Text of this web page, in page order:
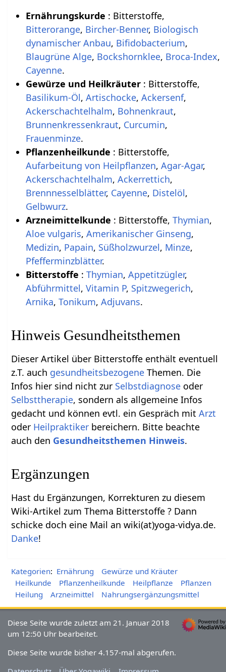
Ernährungskurde : Bitterstoffe,
Bitterorange, Bircher-Benner, Biologisch
dynamischer Anbau, Bifidobacterium,
Blaugrüne Alge, Bockshornklee, Broca-Index,
Cayenne.
Gewürze und Heilkräuter : Bitterstoffe,
Basilikum-Öl, Artischocke, Ackersenf,
Ackerschachtelhalm, Bohnenkraut,
Brunnenkressenkraut, Curcumin,
Frauenminze.
Pflanzenheilkunde : Bitterstoffe,
Aufarbeitung von Heilpflanzen, Agar-Agar,
Ackerschachtelhalm, Ackerrettich,
Brennnesselblätter, Cayenne, Distelöl,
Gelbwurz.
Arzneimittelkunde : Bitterstoffe, Thymian,
Aloe vulgaris, Amerikanischer Ginseng,
Medizin, Papain, Süßholzwurzel, Minze,
Pfefferminzblätter.
Bitterstoffe : Thymian, Appetitzügler,
Abführmittel, Vitamin P, Spitzwegerich,
Arnika, Tonikum, Adjuvans.
Hinweis Gesundheitsthemen
Dieser Artikel über Bitterstoffe enthält eventuell
z.T. auch gesundheitsbezogene Themen. Die
Infos hier sind nicht zur Selbstdiagnose oder
Selbsttherapie, sondern als allgemeine Infos
gedacht und können evtl. ein Gespräch mitArzt
oder Heilpraktiker bereichern. Bitte beachte
auch den Gesundheitsthemen Hinweis.
Ergänzungen
Hast du Ergänzungen, Korrekturen zu diesem
Wiki-Artikel zum Thema Bitterstoffe ? Dann
schicke doch eine Mail an wiki(at)yoga-vidya.de.
Danke!
Kategorien: Ernährung
Gewürze und Kräuter
Heilkunde
Pflanzenheilkunde Heilpflanze
Pflanzen
Heilung
Arzneimittel Nahrungsergänzungsmittel
Diese Seite wurde zuletzt am 21. Januar 2018
um 12:50 Uhr bearbeitet.
Diese Seite wurde bisher 4.157-mal abgerufen.